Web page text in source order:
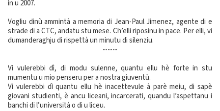
in u 2007.
Vogliu dinù ammintà a memoria di Jean-Paul Jimenez, agente di e
strade di a CTC, andatu stu mese. Ch’elli riposinu in pace. Per elli, vi
dumanderaghju di rispettà un minutu di silenziu.
------
Vi vulerebbi dì, di modu sulenne, quantu ellu hè forte in stu
mumentu u mio penseru per a nostra giuventù.
Vi vulerebbi dì quantu ellu hè inacettevule à parè meiu, di sapè
giovani studienti, è ancu liceani, incarcerati, quandu l’aspettanu i
banchi di l’università o di u liceu.